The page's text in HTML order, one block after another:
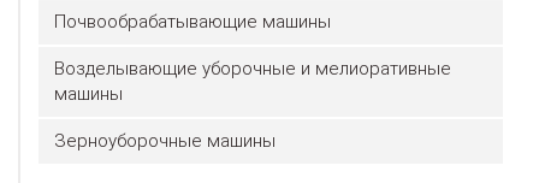
Почвообрабатывающие машины
Возделывающие уборочные и мелиоративные
машины
Зерноуборочные машины